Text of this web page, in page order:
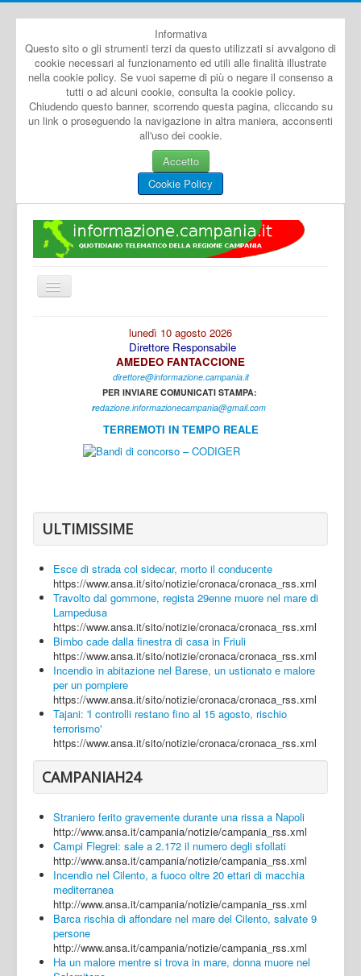
Informativa
Questo sito o gli strumenti terzi da questo utilizzati si avvalgono di
cookie necessari al funzionamento ed utili alle finalità illustrate
nella cookie policy. Se vuoi saperne di più o negare il consenso a
tutti o ad alcuni cookie, consulta la cookie policy.
Chiudendo questo banner, scorrendo questa pagina, cliccando su
un link o proseguendo la navigazione in altra maniera, acconsenti
all'uso dei cookie.
Accetto
Cookie Policy
Cambia
navigazione
Caserta
Napoli
Salerno
Login
lunedì 10 agosto 2026
Direttore Responsabile
AMEDEO FANTACCIONE
direttore@informazione.campania.it
PER INVIARE COMUNICATI STAMPA:
redazione.informazionecampania@gmail.com
TERREMOTI IN TEMPO REALE
ULTIMISSIME
Esce di strada col sidecar, morto il conducente
https://www.ansa.it/sito/notizie/cronaca/cronaca_rss.xml
Travolto dal gommone, regista 29enne muore nel mare di
Lampedusa
https://www.ansa.it/sito/notizie/cronaca/cronaca_rss.xml
Bimbo cade dalla finestra di casa in Friuli
https://www.ansa.it/sito/notizie/cronaca/cronaca_rss.xml
Incendio in abitazione nel Barese, un ustionato e malore
per un pompiere
https://www.ansa.it/sito/notizie/cronaca/cronaca_rss.xml
Tajani: 'I controlli restano fino al 15 agosto, rischio
terrorismo'
https://www.ansa.it/sito/notizie/cronaca/cronaca_rss.xml
CAMPANIAH24
Straniero ferito gravemente durante una rissa a Napoli
http://www.ansa.it/campania/notizie/campania_rss.xml
Campi Flegrei: sale a 2.172 il numero degli sfollati
http://www.ansa.it/campania/notizie/campania_rss.xml
Incendio nel Cilento, a fuoco oltre 20 ettari di macchia
mediterranea
http://www.ansa.it/campania/notizie/campania_rss.xml
Barca rischia di affondare nel mare del Cilento, salvate 9
persone
http://www.ansa.it/campania/notizie/campania_rss.xml
Ha un malore mentre si trova in mare, donna muore nel